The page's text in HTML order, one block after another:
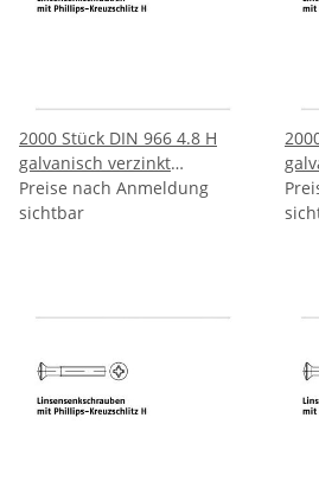
2000 Stück DIN 966 4.8 H
galvanisch verzinkt
Linsenkopfschrauben mit
Phillips Kreuzschlitz H
Preise nach Anmeldung
sichtbar